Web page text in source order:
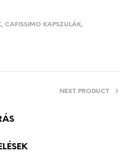
, CAFISSIMO KAPSZULÁK,
NEXT PRODUCT